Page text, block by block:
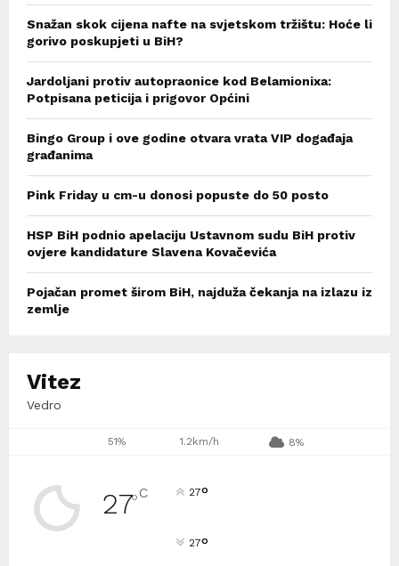
Snažan skok cijena nafte na svjetskom tržištu: Hoće li
gorivo poskupjeti u BiH?
Jardoljani protiv autopraonice kod Belamionixa:
Potpisana peticija i prigovor Općini
Bingo Group i ove godine otvara vrata VIP događaja
građanima
Pink Friday u cm-u donosi popuste do 50 posto
HSP BiH podnio apelaciju Ustavnom sudu BiH protiv
ovjere kandidature Slavena Kovačevića
Pojačan promet širom BiH, najduža čekanja na izlazu iz
zemlje
Vitez
Vedro
51% 1.2km/h 8%
27°C 27°
27°